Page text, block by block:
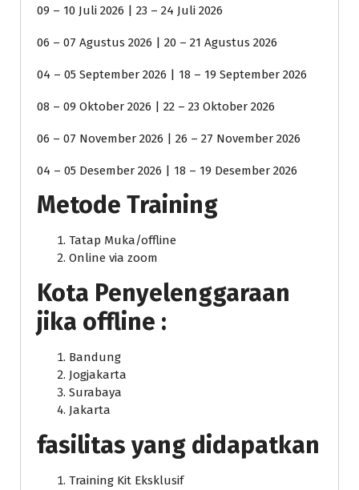
09 – 10 Juli 2026 | 23 – 24 Juli 2026
06 – 07 Agustus 2026 | 20 – 21 Agustus 2026
04 – 05 September 2026 | 18 – 19 September 2026
08 – 09 Oktober 2026 | 22 – 23 Oktober 2026
06 – 07 November 2026 | 26 – 27 November 2026
04 – 05 Desember 2026 | 18 – 19 Desember 2026
Metode Training
Tatap Muka/offline
Online via zoom
Kota Penyelenggaraan
jika offline :
Bandung
Jogjakarta
Surabaya
Jakarta
fasilitas yang didapatkan
Training Kit Eksklusif